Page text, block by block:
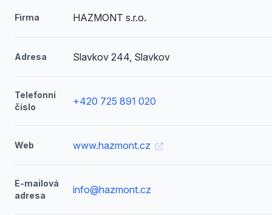
Firma HAZMONT s.r.o.
Adresa Slavkov 244, Slavkov
Telefonní
číslo
+420 725 891 020
Web www.hazmont.cz
E-mailová
adresa
info@hazmont.cz